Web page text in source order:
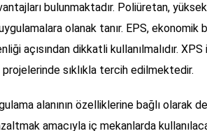
bulunmaktadır. Poliüretan, yüksek
olanak tanır. EPS, ekonomik
açısından dikkatli kullanılmalıdır.
projelerinde sıklıkla tercih edilmektedir.
alanının özelliklerine bağlı olarak
amacıyla iç mekanlarda